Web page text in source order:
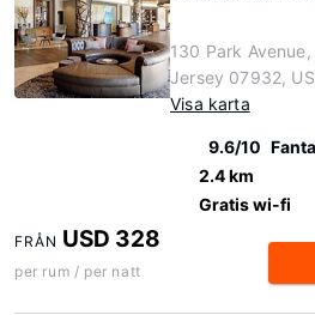
130 Park
Jersey 07932, US
Visa karta
9.6/10
2.4 km
Gratis wi-fi
FRÅN USD 328
per rum / per natt